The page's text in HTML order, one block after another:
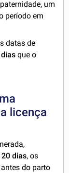
um
período em
datas de
que o
licença
dias, os
do parto